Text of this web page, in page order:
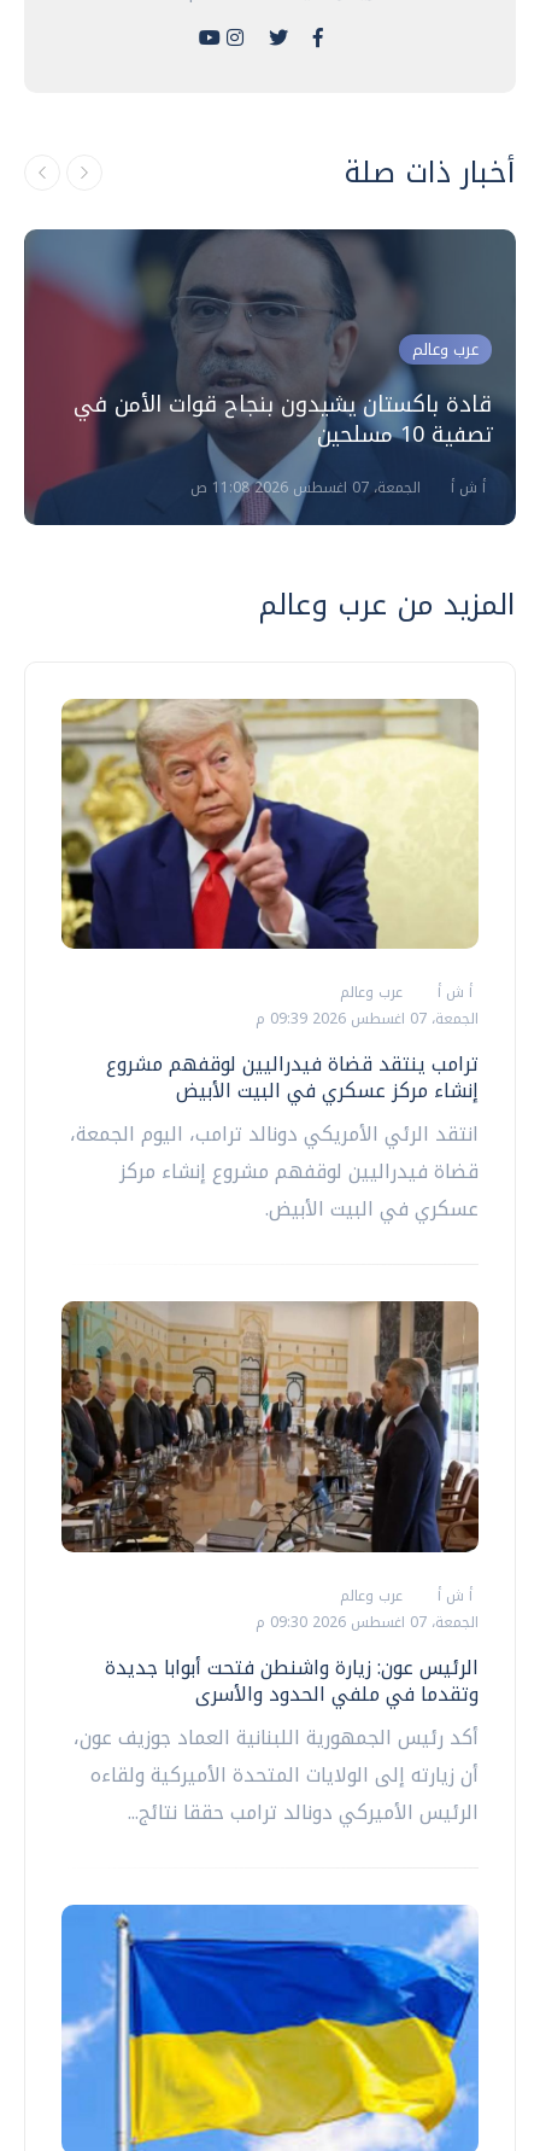
أخبار ذات صلة
عرب وعالم
قادة باكستان يشيدون بنجاح قوات الأمن في
تصفية 10 مسلحين
أ ش أ الجمعة، 07 اغسطس 2026 11:08 ص
المزيد من عرب وعالم
أ ش أ
عرب وعالم
الجمعة، 07 اغسطس 2026 09:39 م
ترامب ينتقد قضاة فيدراليين لوقفهم مشروع
إنشاء مركز عسكري في البيت الأبيض
انتقد الرئي الأمريكي دونالد ترامب، اليوم الجمعة،
قضاة فيدراليين لوقفهم مشروع إنشاء مركز
عسكري في البيت الأبيض.
أ ش أ
عرب وعالم
الجمعة، 07 اغسطس 2026 09:30 م
الرئيس عون: زيارة واشنطن فتحت أبوابا جديدة
وتقدما في ملفي الحدود والأسرى
أكد رئيس الجمهورية اللبنانية العماد جوزيف عون،
أن زيارته إلى الولايات المتحدة الأميركية ولقاءه
الرئيس الأميركي دونالد ترامب حققا نتائج...